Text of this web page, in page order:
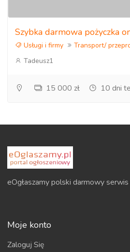
Szybka darmowa pożyczka
Usługi i firmy
Transport/
Tadeusz1
15 000 zł 10 dni
eOgłaszamy polski darmowy
Moje konto
Zaloguj Się